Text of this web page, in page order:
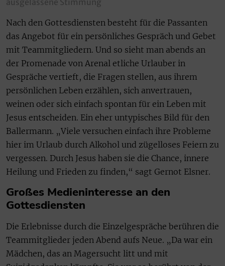
ausgelassene Stimmung
Nach den Gottesdiensten besteht für die Passanten
das Angebot für ein persönliches Gespräch und Gebet
mit Teammitgliedern. Und so sieht man abends an
der Promenade von Arenal etliche Urlauber in
Gespräche vertieft, die Fragen stellen, aus ihrem
persönlichen Leben erzählen, sich anvertrauen,
weinen oder sich einfach spontan für ein Leben mit
Jesus entscheiden. Ein eher untypisches Bild für den
Ballermann. „Viele versuchen einfach ihre Probleme
hier im Urlaub durch Alkohol und zügelloses Feiern zu
vergessen. Durch Jesus haben sie die Chance, innere
Heilung und Frieden zu finden,“ sagt Gernot Elsner.
Großes Medieninteresse an den
Gottesdiensten
Die Erlebnisse durch die Einzelgespräche berühren die
Teammitglieder jeden Abend aufs Neue. „Da war ein
Mädchen, das an Magersucht litt und mit